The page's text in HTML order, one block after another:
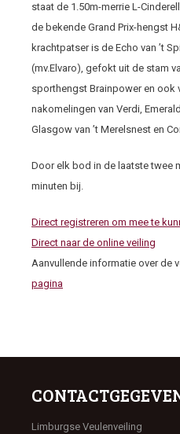
staat de 1.50m-merrie L-
de bekende Grand Prix-hengst
krachtpatser is de Echo van ’t
(mv.Elvaro), gefokt uit de stam
sporthengst Brainpower en ook
nakomelingen van Verdi,
Glasgow van ’t Merelsnest en
Door elk bod in de laatste twee
minuten bij.
Direct registreren om mee te
Direct naar de online veiling
Aanvullende informatie over de
pagina
Limburgse Veulenveiling